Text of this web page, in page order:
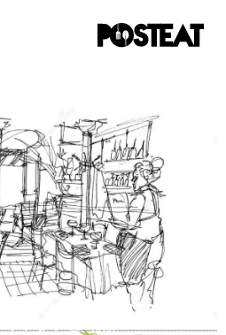
Концепція ресторану
0 0 13427